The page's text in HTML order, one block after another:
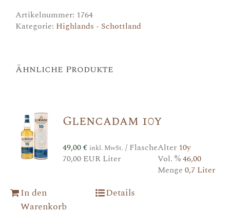
Artikelnummer: 1764
Kategorie: Highlands - Schottland
Ähnliche Produkte
Glencadam 10y
49,00€ inkl. MwSt./ Flasche
70,00 EUR Liter
Alter 10y
Vol. %46,00
Menge 0,7 Liter
In den
Warenkorb
Details